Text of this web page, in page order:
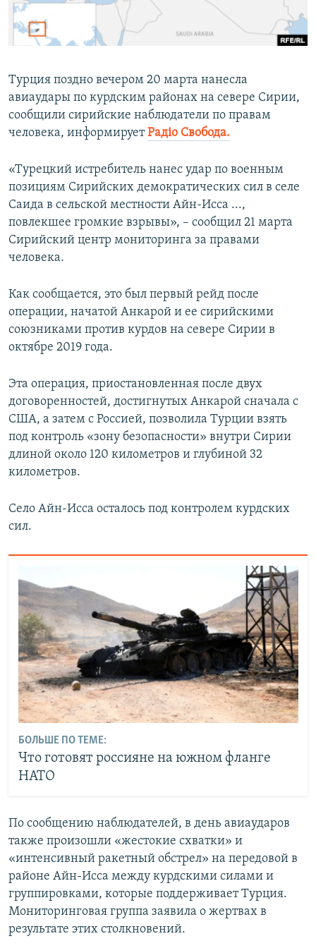
ПОБЕДИТЕЛЕЙ НЕ СУДЯТ?
КРЫМ.НЕПОКОРЕННЫЙ
УКРАИНСКАЯ ПРОБЛЕМА КРЫМА
ПРИСОЕДИНЯЙТЕСЬ!
Все сайты RFE/RL
Турция поздно вечером 20 марта нанесла
авиаудары по курдским районах на севере Сирии,
сообщили сирийские наблюдатели по правам
человека, информируетРадiо Свобода.
«Турецкий истребитель нанес удар по военным
позициям Сирийских демократических сил в селе
Саида в сельской местности Айн-Исса ...,
повлекшее громкие взрывы», – сообщил 21 марта
Сирийский центр мониторинга за правами
человека.
Как сообщается, это был первый рейд после
операции, начатой Анкарой и ее сирийскими
союзниками против курдов на севере Сирии в
октябре 2019 года.
Эта операция, приостановленная после двух
договоренностей, достигнутых Анкарой сначала с
США, а затем с Россией, позволила Турции взять
под контроль «зону безопасности» внутри Сирии
длиной около 120 километров и глубиной 32
километров.
Село Айн-Исса осталось под контролем курдских
сил.
БОЛЬШЕ ПО ТЕМЕ:
Что готовят россияне на южном фланге
НАТО
По сообщению наблюдателей, в день авиаударов
также произошли «жестокие схватки» и
«интенсивный ракетный обстрел» на передовой в
районе Айн-Исса между курдскими силами и
группировками, которые поддерживает Турция.
Мониторинговая группа заявила о жертвах в
результате этих столкновений.